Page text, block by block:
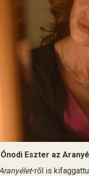
Ónodi Eszter az
-ről is